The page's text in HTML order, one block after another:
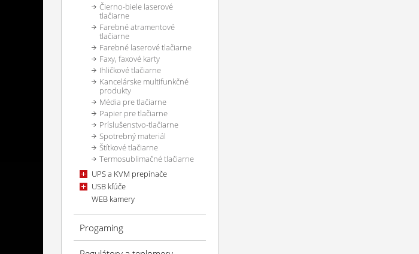
Čierno-biele laserové
tlačiarne
Farebné atramentové
tlačiarne
Farebné laserové tlačiarne
Faxy, faxové karty
Ihličkové tlačiarne
Kancelárske multifunkčné
produkty
Média pre tlačiarne
Papier pre tlačiarne
Príslušenstvo-tlačiarne
Spotrebný materiál
Štítkové tlačiarne
Termosublimačné tlačiarne
UPS a KVM prepínače
USB kľúče
WEB kamery
Progaming